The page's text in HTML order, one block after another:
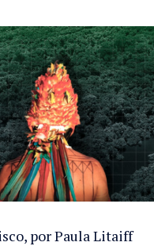
por Paula Litaiff